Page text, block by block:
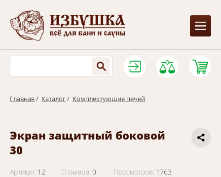
Главная / Каталог/ Комплектующие печей
Экран защитный боковой
30
Артикул: 12 Отзывов: 0 Просмотров: 1763